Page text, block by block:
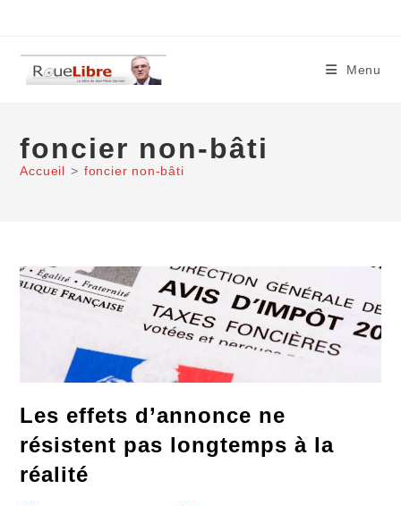
content
Menu
foncier non-bâti
Accueil > foncier non-bâti
Les effets d’annonce ne
résistent pas longtemps à la
réalité